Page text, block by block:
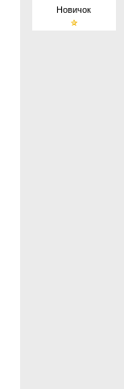
Новичок